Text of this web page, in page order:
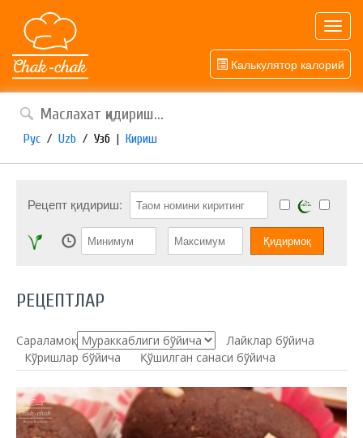
Калькулятор калорий
Рус / Uzb / Узб | Кириш
Рецепт қидириш:
РЕЦЕПТЛАР
Сараламоқ:
Лайклар бўйича
Кўришлар бўйича
Қўшилган санаси бўйича